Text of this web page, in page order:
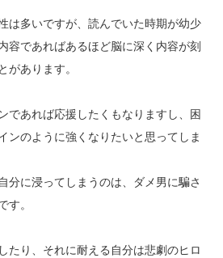
は多いですが、読んでいた時期が幼少
容であればあるほど脳に深く内容が刻
があります。
であれば応援したくもなりますし、困
ンのように強くなりたいと思ってしま
分に浸ってしまうのは、ダメ男に騙さ
す。
たり、それに耐える自分は悲劇のヒロ